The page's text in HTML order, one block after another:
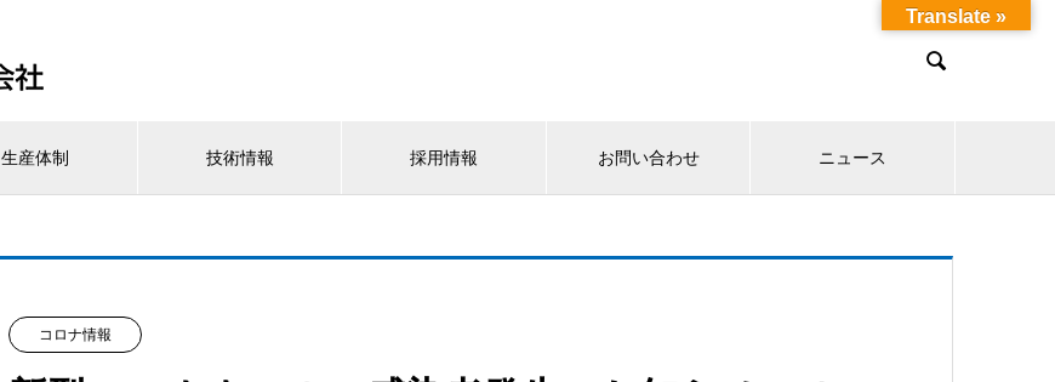

生産体制 技術情報 採用情報 お問い合わせ ニュース
コロナ情報
Translate »